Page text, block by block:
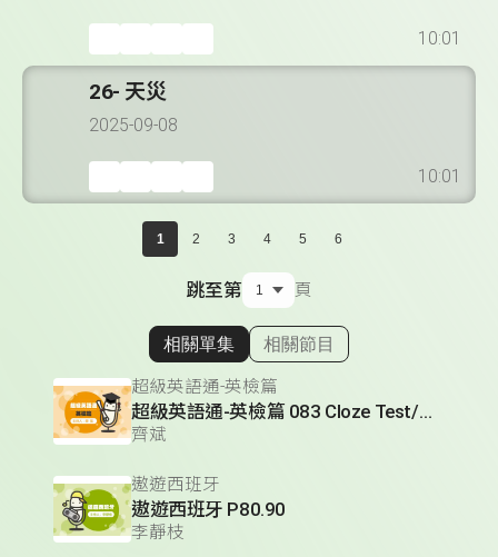
10:01
26- 天災
2025-09-08
10:01
1 2 3 4 5 6
跳至第 頁
顯示相關單集
相關單集 相關節目
超級英語通-英檢篇
超級英語通-英檢篇 083 Cloze Test/段落填空-13
齊斌
遨遊西班牙
遨遊西班牙 P80.90
李靜枝